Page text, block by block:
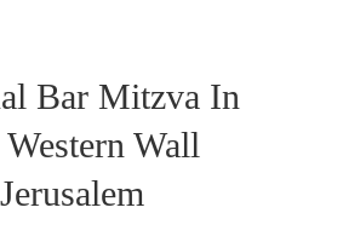
Bar Mitzva In
Wall
Jerusalem